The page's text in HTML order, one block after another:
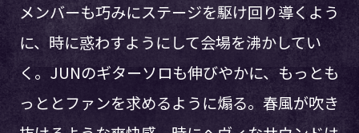
メンバーも巧みにステージを駆け回り導くよう
に、時に惑わすようにして会場を沸かしてい
く。JUNのギターソロも伸びやかに、もっとも
っととファンを求めるように煽る。春風が吹き